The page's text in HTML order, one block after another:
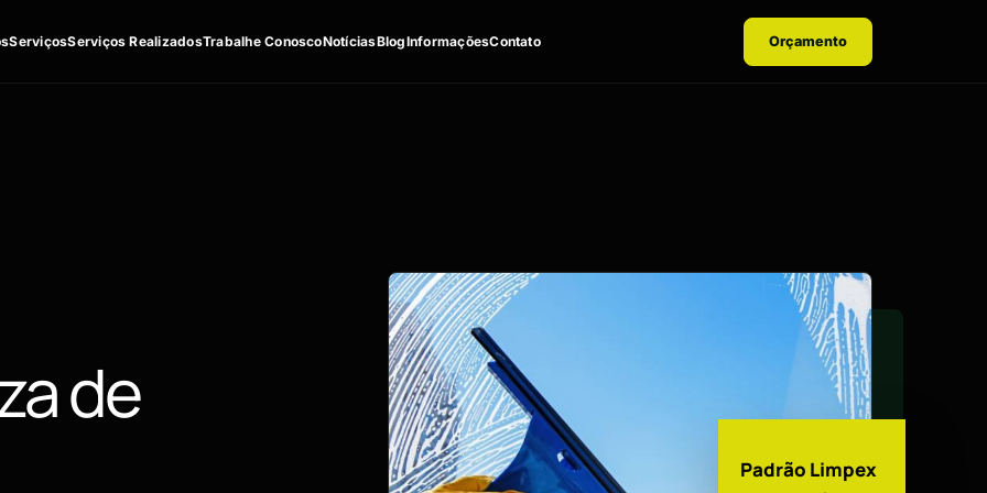
ServiçosServiços RealizadosTrabalhe ConoscoNotíciasBlogInformaçõesContato Orçamento
de
Padrão Limpex